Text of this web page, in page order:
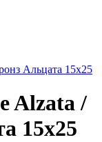
Альцата 15х25
Alzata /
15х25